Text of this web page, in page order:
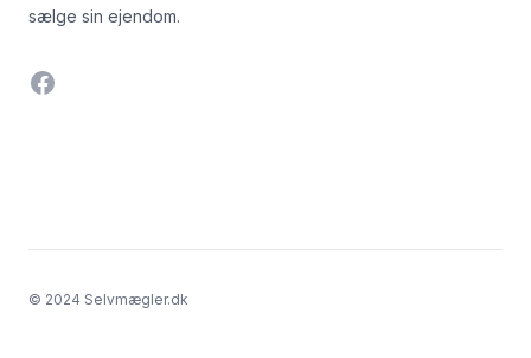
sælge sin ejendom.
Facebook
© 2024 Selvmægler.dk